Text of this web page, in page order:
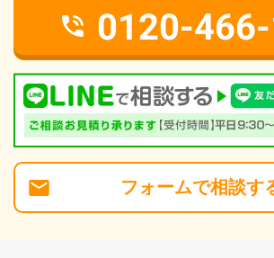
0120-
フォームで相談す